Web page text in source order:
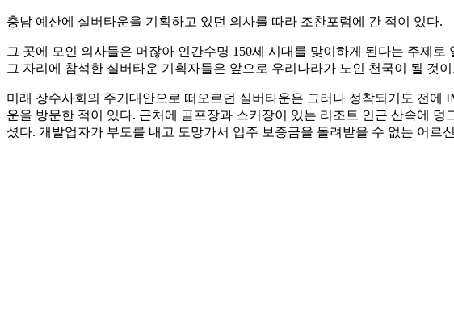
충남 예산에 실버타운을 기획하고 있던 의사를 따라 조찬포럼에 간 적이 있다.
그 곳에 모인 의사들은 머잖아 인간수명 150세 시대를 맞이하게 된다는 주제
그 자리에 참석한 실버타운 기획자들은 앞으로 우리나라가 노인 천국이 될 것
미래 장수사회의 주거대안으로 떠오르던 실버타운은 그러나 정착되기도 전
운을 방문한 적이 있다. 근처에 골프장과 스키장이 있는 리조트 인근 산속에
셨다. 개발업자가 부도를 내고 도망가서 입주 보증금을 돌려받을 수 없는 어르